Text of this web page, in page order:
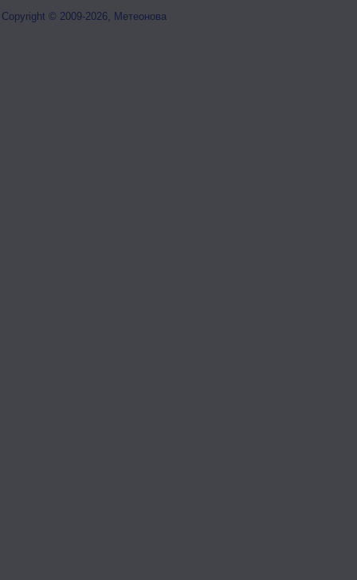
Copyright © 2009-2026, Метеонова